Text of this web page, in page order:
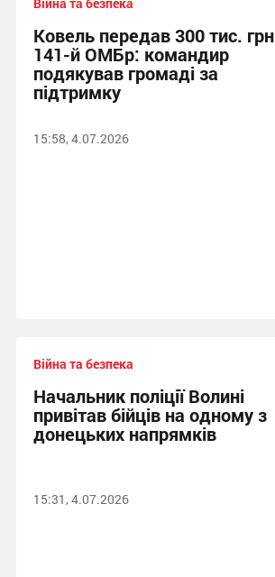
Ковель передав 300 тис. грн
141-й ОМБр: командир
подякував громаді за
підтримку
15:58, 4.07.2026
Війна та безпека
Начальник поліції Волині
привітав бійців на одному з
донецьких напрямків
15:31, 4.07.2026